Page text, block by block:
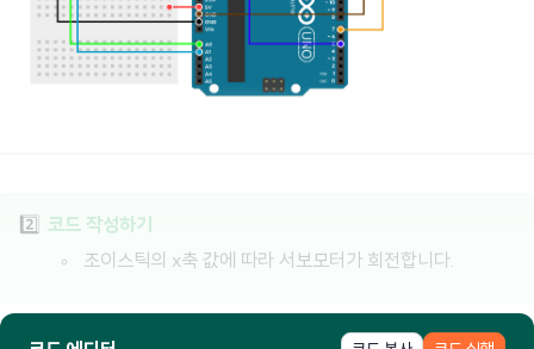
코풀 로그인이 필요한 콘텐츠입니다.
2️⃣
코드 작성하기
조이스틱의 x축 값에 따라 서보모터가 회전합니다.